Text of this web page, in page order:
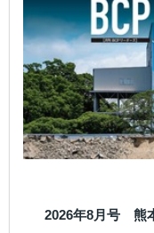
2026年8月号 熊